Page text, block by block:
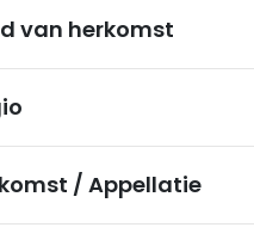
van herkomst
/ Appellatie